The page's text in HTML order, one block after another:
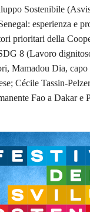
Sostenibile
esperienza e
prioritari della
8 (Lavoro
Mamadou Dia,
Cécile Tassin-
Fao a Dakar